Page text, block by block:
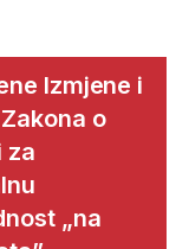
Izmjene i
o
za
„na